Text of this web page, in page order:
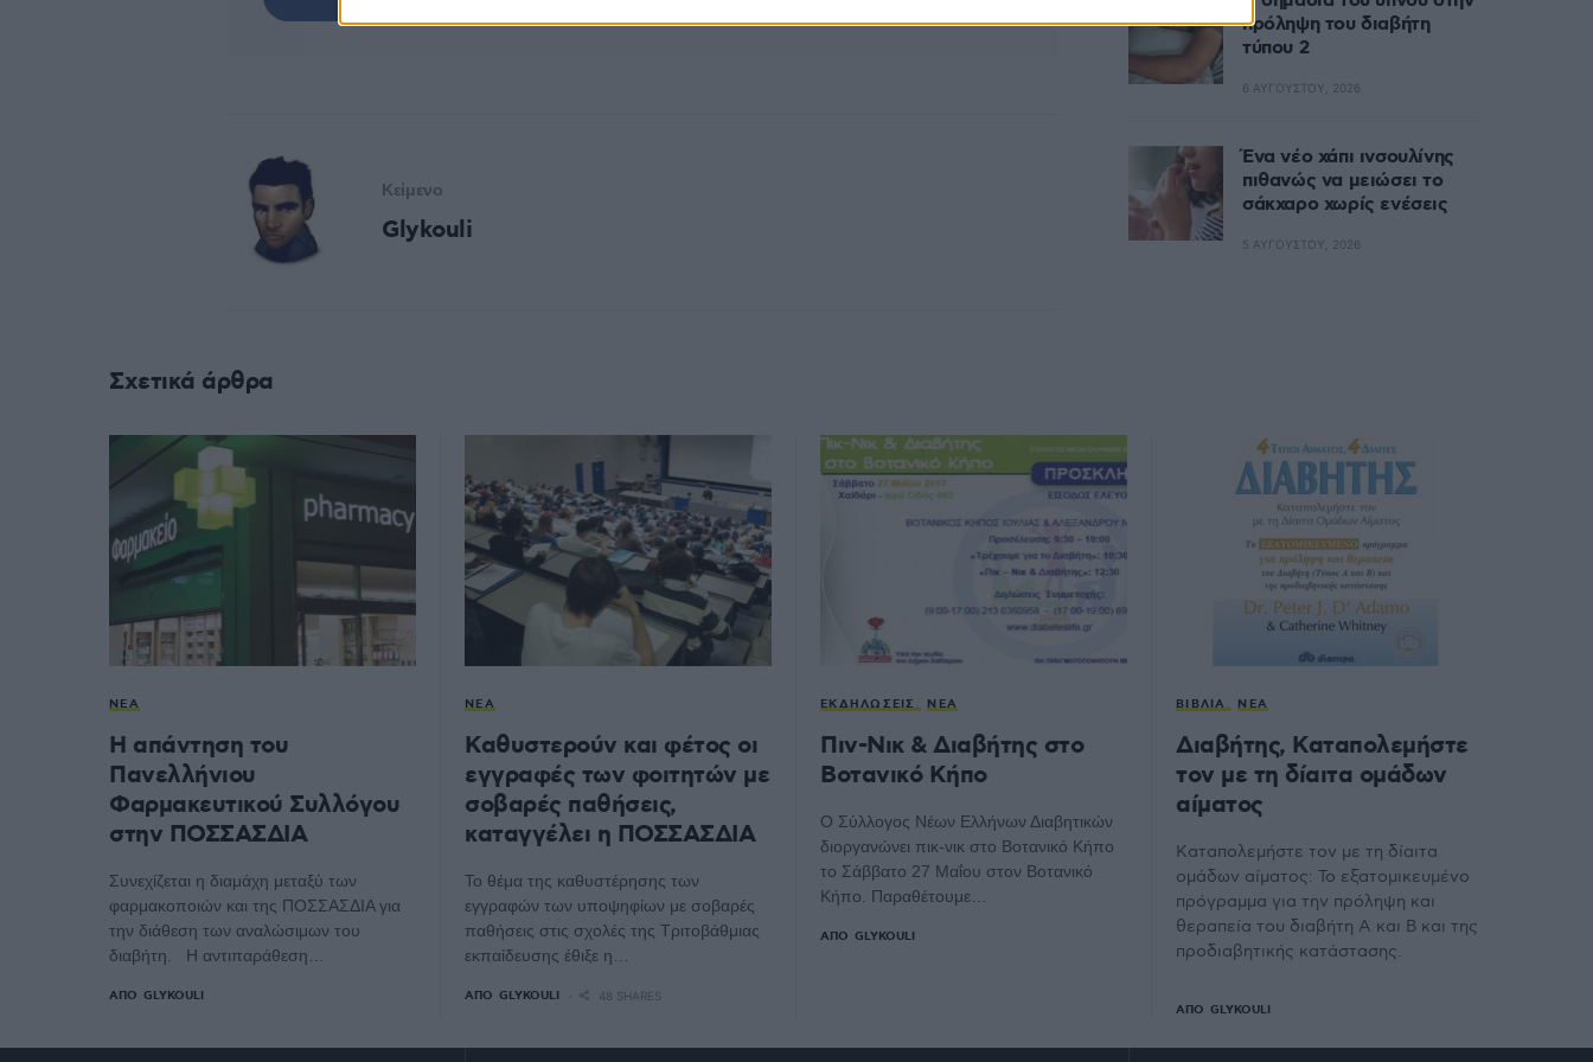
Κείμενο
Glykouli
πρόληψη του διαβήτη
τύπου 2
6 ΑΥΓΟΎΣΤΟΥ, 2026
Ένα νέο χάπι ινσουλίνης
πιθανώς να μειώσει το
σάκχαρο χωρίς ενέσεις
5 ΑΥΓΟΎΣΤΟΥ, 2026
Σχετικά άρθρα
ΝΈΑ
Η απάντηση του
Πανελλήνιου
Φαρμακευτικού Συλλόγου
στην ΠΟΣΣΑΣΔΙΑ
Συνεχίζεται η διαμάχη μεταξύ των
φαρμακοποιών και της ΠΟΣΣΑΣΔΙΑ για
την διάθεση των αναλώσιμων του
διαβήτη. Η αντιπαράθεση…
ΑΠΌ GLYKOULI
ΝΈΑ
Καθυστερούν και φέτος οι
εγγραφές των φοιτητών με
σοβαρές παθήσεις,
καταγγέλει η ΠΟΣΣΑΣΔΙΑ
Το θέμα της καθυστέρησης των
εγγραφών των υποψηφίων με σοβαρές
παθήσεις στις σχολές της Τριτοβάθμιας
εκπαίδευσης έθιξε η…
ΑΠΌ GLYKOULI 48 SHARES
ΕΚΔΗΛΏΣΕΙΣ ΝΈΑ
Πιν-Νικ & Διαβήτης στο
Βοτανικό Κήπο
Ο Σύλλογος Νέων Ελλήνων Διαβητικών
διοργανώνει πικ-νικ στο Βοτανικό Κήπο
το Σάββατο 27 Μαΐου στον Βοτανικό
Κήπο. Παραθέτουμε…
ΑΠΌ GLYKOULI
ΒΙΒΛΊΑ ΝΈΑ
Διαβήτης, Καταπολεμήστε
τον με τη δίαιτα ομάδων
αίματος
Καταπολεμήστε τον με τη δίαιτα
ομάδων αίματος: Το εξατομικευμένο
πρόγραμμα για την πρόληψη και
θεραπεία του διαβήτη Α και Β και της
προδιαβητικής κατάστασης.
ΑΠΌ GLYKOULI